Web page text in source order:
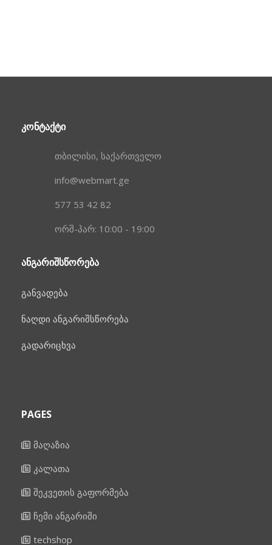
ᲙᲝᲜᲢᲐᲥᲢᲘ
თბილისი, საქართველო
info@webmart.ge
577 53 42 82
ორშ-პარ: 10:00 - 19:00
ᲐᲜᲒᲐᲠᲘᲨᲡᲬᲝᲠᲔᲑᲐ
განვადება
ნაღდი ანგარიშსწორება
გადარიცხვა
PAGES
მაღაზია
კალათა
შეკვეთის გაფორმება
ჩემი ანგარიში
techshop